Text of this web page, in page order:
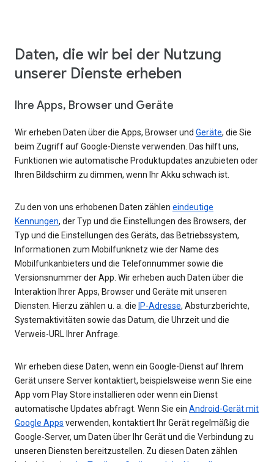
Daten, die wir bei der Nutzung
unserer Dienste erheben
Ihre Apps, Browser und Geräte
Wir erheben Daten über die Apps, Browser und Geräte, die Sie
beim Zugriff auf Google-Dienste verwenden. Das hilft uns,
Funktionen wie automatische Produktupdates anzubieten oder
Ihren Bildschirm zu dimmen, wenn Ihr Akku schwach ist.
Zu den von uns erhobenen Daten zählen eindeutige
Kennungen, der Typ und die Einstellungen des Browsers, der
Typ und die Einstellungen des Geräts, das Betriebssystem,
Informationen zum Mobilfunknetz wie der Name des
Mobilfunkanbieters und die Telefonnummer sowie die
Versionsnummer der App. Wir erheben auch Daten über die
Interaktion Ihrer Apps, Browser und Geräte mit unseren
Diensten. Hierzu zählen u. a. die IP-Adresse, Absturzberichte,
Systemaktivitäten sowie das Datum, die Uhrzeit und die
Verweis-URL Ihrer Anfrage.
Wir erheben diese Daten, wenn ein Google-Dienst auf Ihrem
Gerät unsere Server kontaktiert, beispielsweise wenn Sie eine
App vom Play Store installieren oder wenn ein Dienst
automatische Updates abfragt. Wenn Sie ein Android-Gerät mit
Google Apps verwenden, kontaktiert Ihr Gerät regelmäßig die
Google-Server, um Daten über Ihr Gerät und die Verbindung zu
unseren Diensten bereitzustellen. Zu diesen Daten zählen